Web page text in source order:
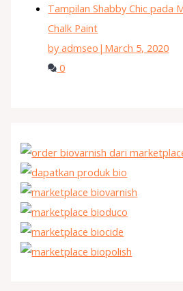
Tampilan Shabby Chic pada
Chalk Paint
by admseo | March 5, 2020
0